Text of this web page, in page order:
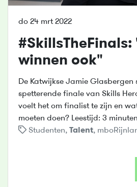
do 24 mrt 2022
#SkillsTheFinals:
winnen ook"
De Katwijkse Jamie Glasbergen
spetterende finale van Skills
voelt het om finalist te zijn en
moeten doen? Leestijd: 3
Studenten, Talent,